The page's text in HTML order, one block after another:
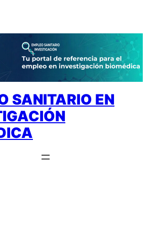
SANITARIO EN